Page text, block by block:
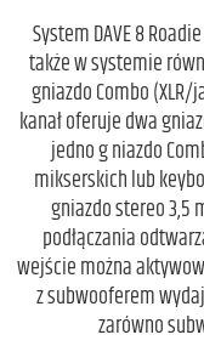
System DAVE 8
także w systemie
gniazdo Combo
kanał oferuje dwa
jedno g niazdo
mikserskich lub
gniazdo stereo 3,5
podłączania
wejście można
z subwooferem
zarówno